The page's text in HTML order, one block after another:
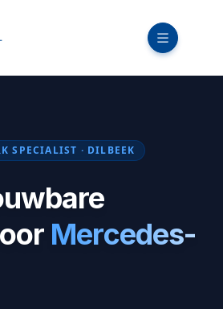
SPECIALIST · DILBEEK
Mercedes-